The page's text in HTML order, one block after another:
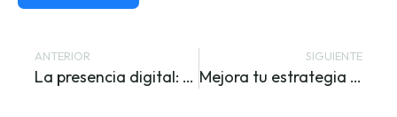
ANTERIOR
La presencia digital: por qué la cultura y la marca son fundamentales para tu éxito online
SIGUIENTE
Mejora tu estrategia con clientes a través de los datos